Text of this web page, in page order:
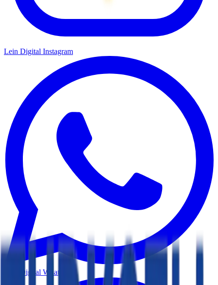
Lein Digital Instagram
Lein Digital WhatsApp